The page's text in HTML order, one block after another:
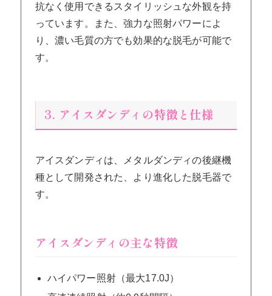
抗なく使用できるスタイリッシュな外観を持
っています。また、強力な照射パワーによ
り、濃い毛質の方でも効果的な脱毛が可能で
す。
3. アイスダンディの特徴と仕様
アイスダンディは、メタルダンディの後継機
種として開発された、より進化した脱毛器で
す。
アイスダンディの主な特徴
ハイパワー照射（最大17.0J）